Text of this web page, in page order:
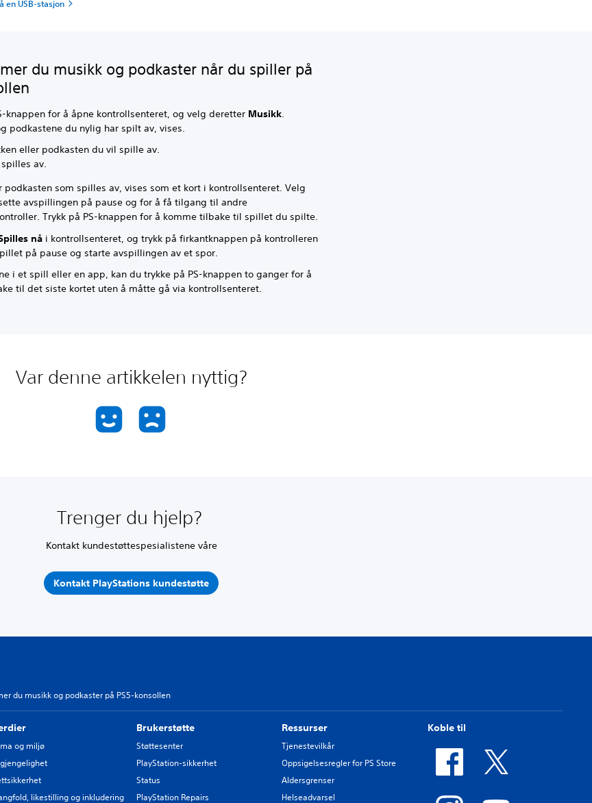
en USB-stasjon
du musikk og podkaster når du spiller på
knappen for å åpne kontrollsenteret, og velg deretter Musikk
podkastene du nylig har spilt av, vises.
eller podkasten du vil spille av.
av.
podkasten som spilles av, vises som et kort i kontrollsenteret. Velg
avspillingen på pause og for å få tilgang til andre
Trykk på PS-knappen for å komme tilbake til spillet du spilte.
nå i kontrollsenteret, og trykk på firkantknappen på kontrolleren
på pause og starte avspillingen av et spor.
i et spill eller en app, kan du trykke på PS-knappen to ganger for å
til det siste kortet uten å måtte gå via kontrollsenteret.
Var denne artikkelen nyttig?
Trenger du hjelp?
Kontakt kundestøttespesialistene våre
Kontakt PlayStations kundestøtte
du musikk og podkaster på PS5-konsollen
og miljø
likestilling og inkludering
Brukerstøtte
Støttesenter
PlayStation-sikkerhet
Status
PlayStation Repairs
Ressurser
Tjenestevilkår
Oppsigelsesregler for PS Store
Aldersgrenser
Helseadvarsel
Koble til